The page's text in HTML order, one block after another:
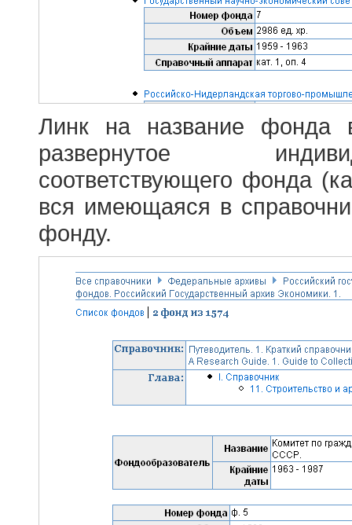
Линк на название фонда
развернутое
соответствующего фонда
вся имеющаяся в
фонду.